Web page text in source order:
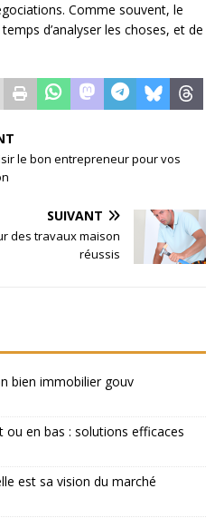
Comme souvent, le
d’analyser les choses, et de
le bon entrepreneur pour vos
SUIVANT
des travaux maison
réussis
bien immobilier gouv
en bas : solutions efficaces
est sa vision du marché